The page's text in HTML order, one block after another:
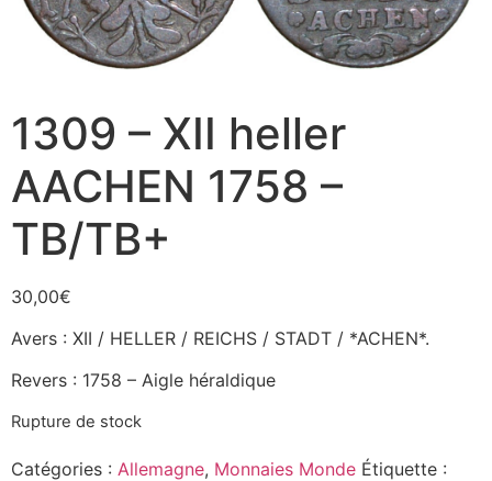
1309 – XII heller
AACHEN 1758 –
TB/TB+
30,00€
Avers : XII / HELLER / REICHS / STADT / *ACHEN*.
Revers : 1758 – Aigle héraldique
Rupture de stock
Catégories : Allemagne, Monnaies Monde Étiquette :